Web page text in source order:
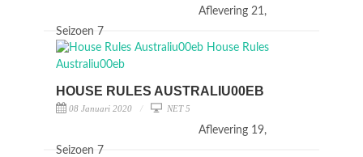
Aflevering 21,
Seizoen 7
HOUSE RULES AUSTRALIU00EB
08 Januari 2020 NET 5
Aflevering 19,
Seizoen 7